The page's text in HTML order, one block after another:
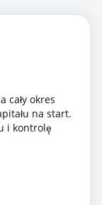
cały okres
na start.
i kontrolę